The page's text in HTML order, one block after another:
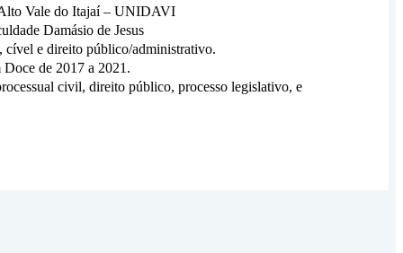
Vale do Itajaí – UNIDAVI
Damásio de Jesus
cível e direito público/administrativo.
de 2017 a 2021.
civil, direito público, processo legislativo, e